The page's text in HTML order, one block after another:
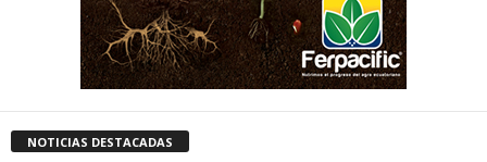
NOTICIAS DESTACADAS